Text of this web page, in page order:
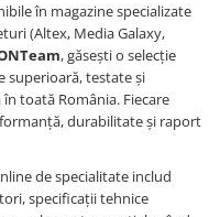
în magazine specializate
(Altex, Media Galaxy,
, găsești o selecție
superioară, testate și
toată România. Fiecare
durabilitate și raport
de specialitate includ
specificații tehnice